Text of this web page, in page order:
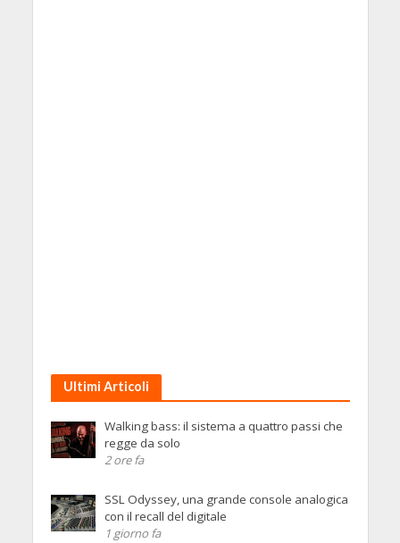
Ultimi Articoli
Walking bass: il sistema a quattro passi che
regge da solo
2 ore fa
SSL Odyssey, una grande console analogica
con il recall del digitale
1 giorno fa